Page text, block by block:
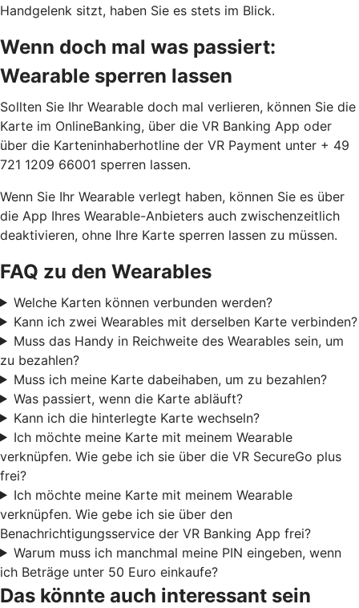
Handgelenk sitzt, haben Sie es stets im Blick.
Wenn doch mal was passiert:
Wearable sperren lassen
Sollten Sie Ihr Wearable doch mal verlieren, können Sie die
Karte im OnlineBanking, über die VR Banking App oder
über die Karteninhaberhotline der VR Payment unter + 49
721 1209 66001 sperren lassen.
Wenn Sie Ihr Wearable verlegt haben, können Sie es über
die App Ihres Wearable-Anbieters auch zwischenzeitlich
deaktivieren, ohne Ihre Karte sperren lassen zu müssen.
FAQ zu den Wearables
Welche Karten können verbunden werden?
Kann ich zwei Wearables mit derselben Karte verbinden?
Muss das Handy in Reichweite des Wearables sein, um
zu bezahlen?
Muss ich meine Karte dabeihaben, um zu bezahlen?
Was passiert, wenn die Karte abläuft?
Kann ich die hinterlegte Karte wechseln?
Ich möchte meine Karte mit meinem Wearable
verknüpfen. Wie gebe ich sie über die VR SecureGo plus
frei?
Ich möchte meine Karte mit meinem Wearable
verknüpfen. Wie gebe ich sie über den
Benachrichtigungsservice der VR Banking App frei?
Warum muss ich manchmal meine PIN eingeben, wenn
ich Beträge unter 50 Euro einkaufe?
Das könnte auch interessant sein